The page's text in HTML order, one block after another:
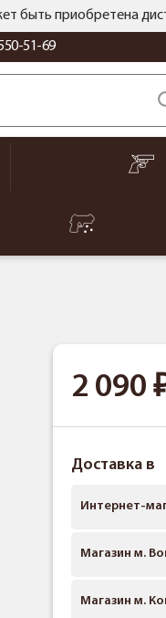
быть приобретена
51-69
2 090
Доставка в
Интернет-
Магазин м.
Магазин м.